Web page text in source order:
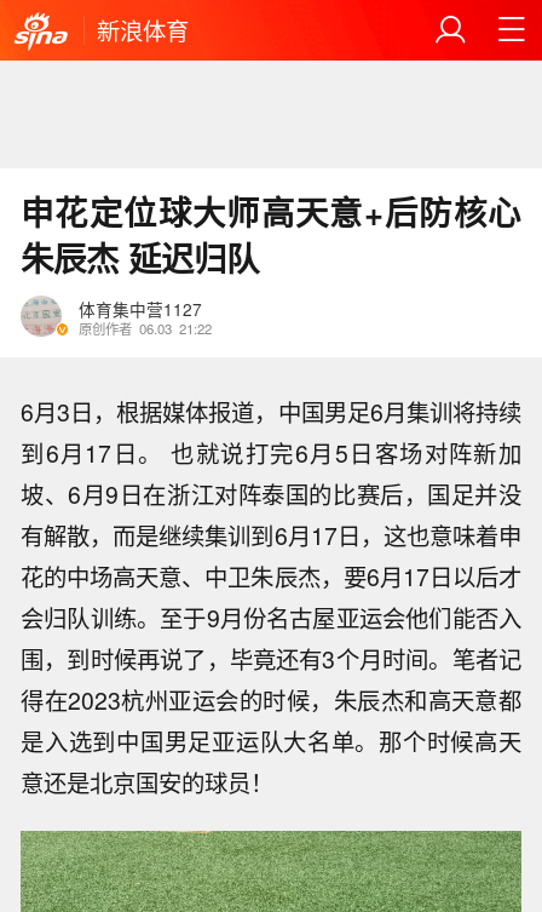
新浪体育
申花定位球大师高天意+后防核心
朱辰杰 延迟归队
体育集中营1127
原创作者 06.03 21:22
6月3日，根据媒体报道，中国男足6月集训将持续
到6月17日。 也就说打完6月5日客场对阵新加
坡、6月9日在浙江对阵泰国的比赛后，国足并没
有解散，而是继续集训到6月17日，这也意味着申
花的中场高天意、中卫朱辰杰，要6月17日以后才
会归队训练。至于9月份名古屋亚运会他们能否入
围，到时候再说了，毕竟还有3个月时间。笔者记
得在2023杭州亚运会的时候，朱辰杰和高天意都
是入选到中国男足亚运队大名单。那个时候高天
意还是北京国安的球员！